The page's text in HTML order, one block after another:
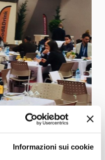
Informazioni sui cookie